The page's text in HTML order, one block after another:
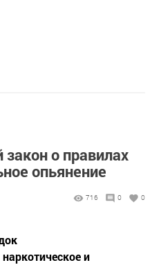
о правилах
опьянение
716 0 0
и